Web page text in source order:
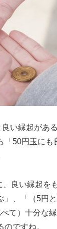
い縁起があ
50円玉にも
良い縁起を
」、「（5円
て）十分な
ですね。